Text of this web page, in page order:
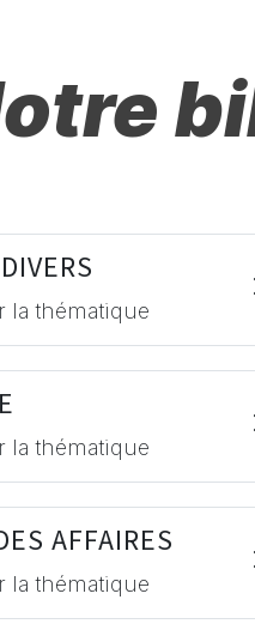
la thématique
la thématique
AFFAIRES
la thématique